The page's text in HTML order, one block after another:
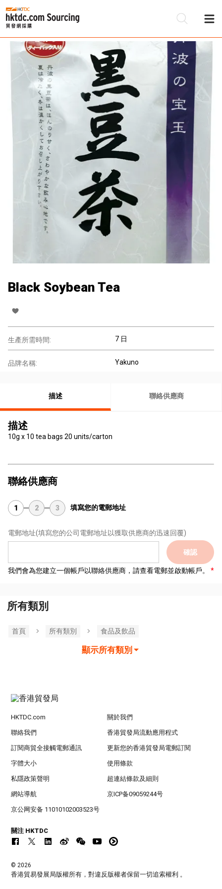
Black Soybean Tea
生產所需時間: 7 日
品牌名稱: Yakuno
描述 聯絡供應商
描述
10g x 10 tea bags 20 units/carton
聯絡供應商
1 2 3 填寫您的電郵地址
電郵地址(填寫您的公司電郵地址以獲取供應商的迅速回覆)
確認
我們會為您建立一個帳戶以聯絡供應商，請查看電郵並啟動帳戶。
所有類別
首頁 所有類別 食品及飲品
顯示所有類別
HKTDC.com 關於我們
聯絡我們 香港貿發局流動應用程式
訂閱商貿全接觸電郵通訊 更新您的香港貿發局電郵訂閱
字體大小 使用條款
私隱政策聲明 超連結條款及細則
網站導航 京ICP备09059244号
京公网安备 11010102003523号
關注 HKTDC
© 2026
香港貿易發展局版權所有，對違反版權者保留一切追索權利 。